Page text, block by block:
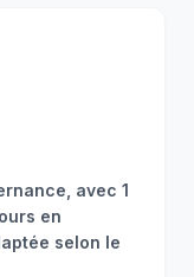
avec 1
en
selon le